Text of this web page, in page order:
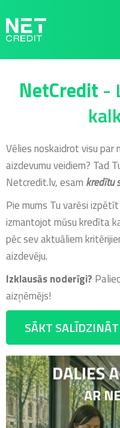
NetCredit.lv
NetCredit -
Vēlies noskaidrot visu par
aizdevumu veidiem? Tad
Netcredit.lv, esam kredītu
Pie mums Tu varēsi
izmantojot mūsu kredīta
pēc sev aktuāliem
aizdevēju.
Izklausās noderīgi?
aizņēmējs!
SĀKT